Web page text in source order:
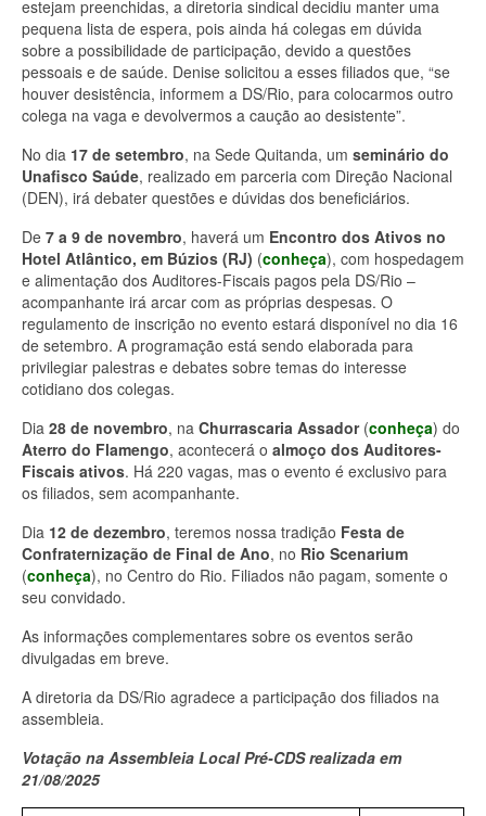
estejam preenchidas, a diretoria sindical decidiu manter uma
pequena lista de espera, pois ainda há colegas em dúvida
sobre a possibilidade de participação, devido a questões
pessoais e de saúde. Denise solicitou a esses filiados que, “se
houver desistência, informem a DS/Rio, para colocarmos outro
colega na vaga e devolvermos a caução ao desistente”.
No dia 17 de setembro, na Sede Quitanda, um seminário do
Unafisco Saúde, realizado em parceria com Direção Nacional
(DEN), irá debater questões e dúvidas dos beneficiários.
De 7 a 9 de novembro, haverá um Encontro dos Ativos no
Hotel Atlântico, em Búzios (RJ) (conheça), com hospedagem
e alimentação dos Auditores-Fiscais pagos pela DS/Rio –
acompanhante irá arcar com as próprias despesas. O
regulamento de inscrição no evento estará disponível no dia 16
de setembro. A programação está sendo elaborada para
privilegiar palestras e debates sobre temas do interesse
cotidiano dos colegas.
Dia 28 de novembro, na Churrascaria Assador(conheça) do
Aterro do Flamengo, acontecerá o almoço dos Auditores-
Fiscais ativos. Há 220 vagas, mas o evento é exclusivo para
os filiados, sem acompanhante.
Dia 12 de dezembro, teremos nossa tradição Festa de
Confraternização de Final de Ano, no Rio Scenarium
(conheça), no Centro do Rio. Filiados não pagam, somente o
seu convidado.
As informações complementares sobre os eventos serão
divulgadas em breve.
A diretoria da DS/Rio agradece a participação dos filiados na
assembleia.
Votação na Assembleia Local Pré-CDS realizada em
21/08/2025